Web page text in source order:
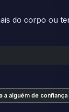
do corpo ou
a alguém de